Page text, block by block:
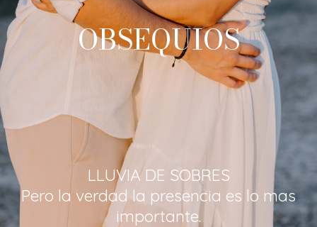
OBSEQUIOS
LLUVIA DE SOBRES
Pero la verdad la presencia es lo mas
importante.